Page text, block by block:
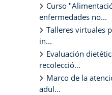
Curso
enfermedades no...
Talleres virtuales
in...
Evaluación
recolecció...
Marco de la
adul...